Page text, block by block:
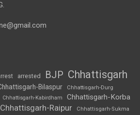
arrested BJP Chhattisgarh
Bilaspur Chhattisgarh-Durg
Chhattisgarh-Kabirdham Chhattisgarh-Korba
Chhattisgarh-Raipur
Chhattisgarh-Sukma